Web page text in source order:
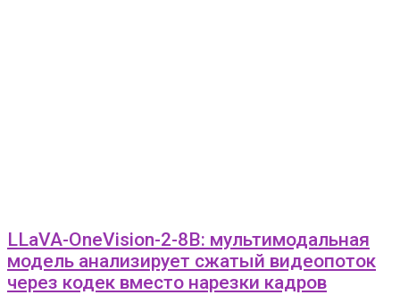
LLaVA-OneVision-2-8B: мультимодальная
модель анализирует сжатый видеопоток
через кодек вместо нарезки кадров